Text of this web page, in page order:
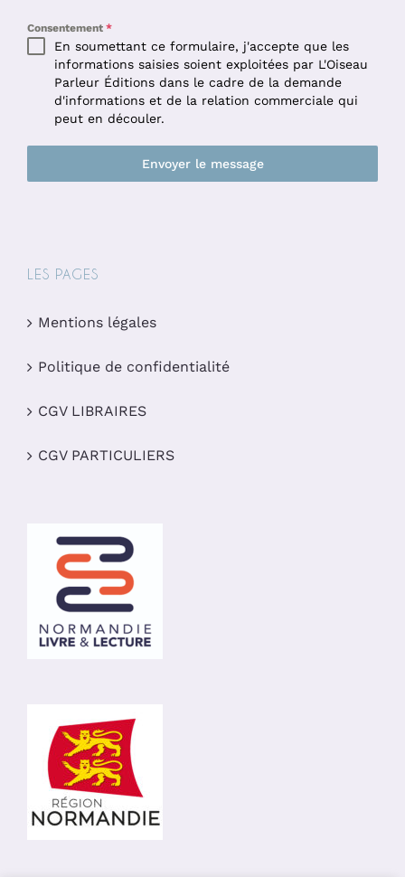
Consentement *
En soumettant ce formulaire, j'accepte que les
informations saisies soient exploitées par L'Oiseau
Parleur Éditions dans le cadre de la demande
d'informations et de la relation commerciale qui
peut en découler.
Envoyer le message
LES PAGES
Mentions légales
Politique de confidentialité
CGV LIBRAIRES
CGV PARTICULIERS